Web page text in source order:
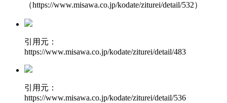
（https://www.misawa.co.jp/kodate/ziturei/detail/532）
引用元：
https://www.misawa.co.jp/kodate/ziturei/detail/483
引用元：
https://www.misawa.co.jp/kodate/ziturei/detail/536